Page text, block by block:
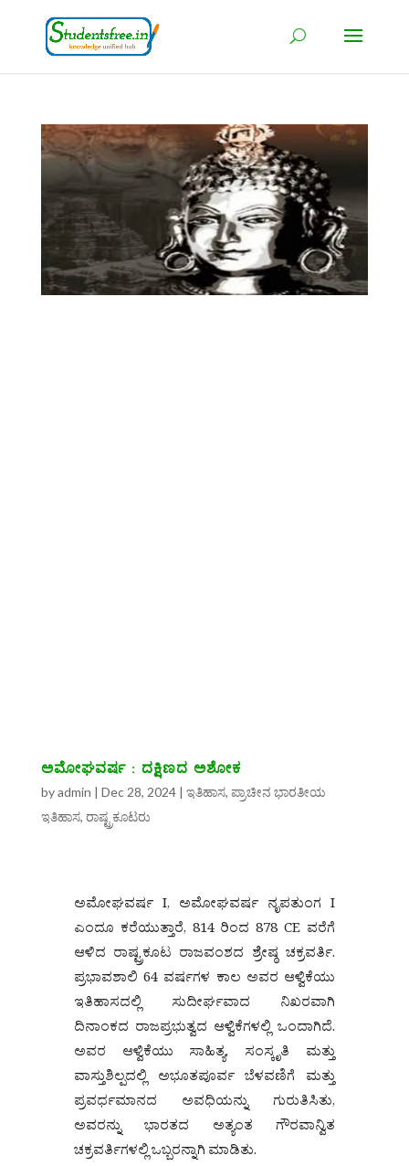
ಅಮೋಘವರ್ಷ : ದಕ್ಷಿಣದ ಅಶೋಕ
byadmin | Dec 28, 2024| ಇತಿಹಾಸ, ಪ್ರಾಚೀನ ಭಾರತೀಯ
ಇತಿಹಾಸ, ರಾಷ್ಟ್ರಕೂಟರು
ಅಮೋಘವರ್ಷ I, ಅಮೋಘವರ್ಷ ನೃಪತುಂಗ I
ಎಂದೂ ಕರೆಯುತ್ತಾರೆ, 814 ರಿಂದ 878 CE ವರೆಗೆ
ಆಳಿದ ರಾಷ್ಟ್ರಕೂಟ ರಾಜವಂಶದ ಶ್ರೇಷ್ಠ ಚಕ್ರವರ್ತಿ.
ಪ್ರಭಾವಶಾಲಿ 64 ವರ್ಷಗಳ ಕಾಲ ಅವರ ಆಳ್ವಿಕೆಯು
ಇತಿಹಾಸದಲ್ಲಿ ಸುದೀರ್ಘವಾದ ನಿಖರವಾಗಿ
ದಿನಾಂಕದ ರಾಜಪ್ರಭುತ್ವದ ಆಳ್ವಿಕೆಗಳಲ್ಲಿ ಒಂದಾಗಿದೆ.
ಅವರ ಆಳ್ವಿಕೆಯು ಸಾಹಿತ್ಯ, ಸಂಸ್ಕೃತಿ ಮತ್ತು
ವಾಸ್ತುಶಿಲ್ಪದಲ್ಲಿ ಅಭೂತಪೂರ್ವ ಬೆಳವಣಿಗೆ ಮತ್ತು
ಪ್ರವರ್ಧಮಾನದ ಅವಧಿಯನ್ನು ಗುರುತಿಸಿತು,
ಅವರನ್ನು ಭಾರತದ ಅತ್ಯಂತ ಗೌರವಾನ್ವಿತ
ಚಕ್ರವರ್ತಿಗಳಲ್ಲಿ ಒಬ್ಬರನ್ನಾಗಿ ಮಾಡಿತು.